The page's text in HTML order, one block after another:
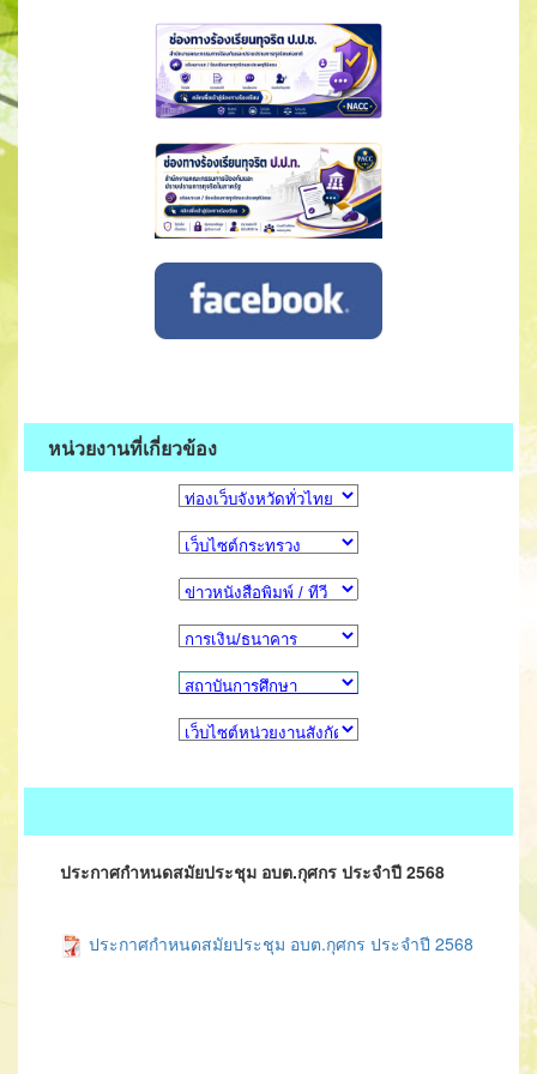
หน่วยงานที่เกี่ยวข้อง
ประกาศกำหนดสมัยประชุม อบต.กุศกร ประจำปี 2568
ประกาศกำหนดสมัยประชุม อบต.กุศกร ประจำปี 2568